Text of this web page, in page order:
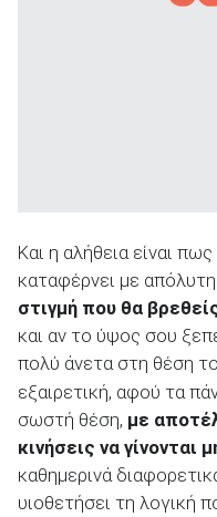
Και η αλήθεια είναι
καταφέρνει με απόλυτη
στιγμή που θα
και αν το ύψος σου
πολύ άνετα στη θέση
εξαιρετική, αφού τα
σωστή θέση, με
κινήσεις να γίνονται
καθημερινά
υιοθετήσει τη λογική